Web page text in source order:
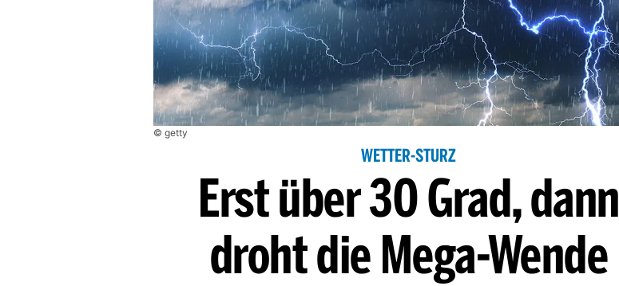
© getty
WETTER-STURZ
Erst über 30 Grad, dann
droht die Mega-Wende